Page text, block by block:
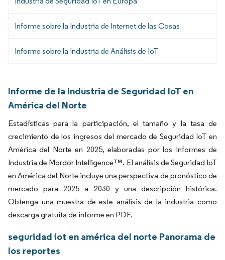
Informe sobre la Industria de Internet de las Cosas
Informe sobre la Industria de Análisis de IoT
Informe de la Industria de Seguridad IoT en
América del Norte
Estadísticas para la participación, el tamaño y la tasa de
crecimiento de los ingresos del mercado de Seguridad IoT en
América del Norte en 2025, elaboradas por los Informes de
Industria de Mordor Intelligence™. El análisis de Seguridad IoT
en América del Norte incluye una perspectiva de pronóstico de
mercado para 2025 a 2030 y una descripción histórica.
Obtenga una muestra de este análisis de la industria como
descarga gratuita de informe en PDF.
seguridad iot en américa del norte Panorama de
los reportes